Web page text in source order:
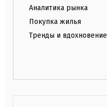
Аналитика рынка
Покупка жилья
Тренды и вдохновение